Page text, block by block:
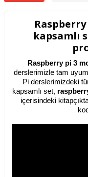
kapsamlı
Raspberry pi 3
derslerimizle tam
Pi derslerimizdeki
kapsamlı set,
içerisindeki